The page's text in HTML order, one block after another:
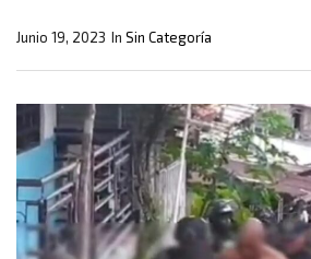
In Sin Categoría
Junio 19, 2023